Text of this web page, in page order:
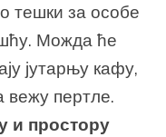
тешки за особе
Можда ће
јутарњу кафу,
вежу пертле.
и простору